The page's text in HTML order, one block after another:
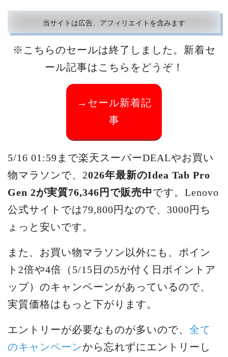
当サイトは広告、アフィリエイトを含みます
※こちらのセールは終了しました。新着セ
ール記事はこちらをどうぞ！
→セール新着記
事
5/16 01:59まで楽天スーパーDEALやお買い
物マラソンで、2026年最新のIdea Tab Pro
Gen 2が実質76,346円で販売中です。Lenovo
公式サイトでは79,800円なので、3000円ち
ょっと安いです。
また、お買い物マラソン以外にも、ポイン
ト2倍や4倍（5/15日の5が付く日ポイントア
ップ）のキャンペーンがあっているので、
実質価格はもっと下がります。
エントリーが必要なものが多いので、 全て
のキャンペーンから忘れずにエントリーし